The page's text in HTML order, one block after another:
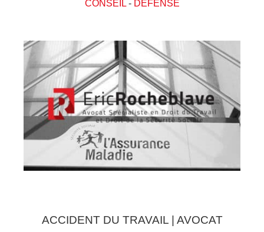
CONSEIL- DEFENSE
ACCIDENT DU TRAVAIL | AVOCAT